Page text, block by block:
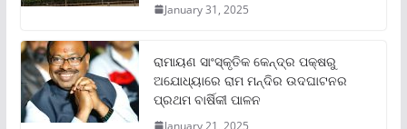
January 31, 2025
ରାମାୟଣ ସାଂସ୍କୃତିକ କେନ୍ଦ୍ର ପକ୍ଷରୁ
ଅଯୋଧ୍ୟାରେ ରାମ ମନ୍ଦିର ଉଦଘାଟନର
ପ୍ରଥମ ବାର୍ଷିକୀ ପାଳନ
January 21, 2025